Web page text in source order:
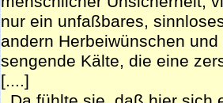
nur ein unfaßbares,
andern Herbeiwünschen
sengende Kälte, die eine
[....]